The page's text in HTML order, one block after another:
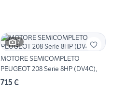
7
MOTORE SEMICOMPLETO
PEUGEOT 208 Serie 8HP (DV4C),
715 €